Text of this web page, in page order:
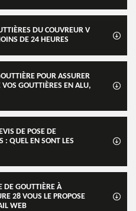
DU COUVREUR V
DE 24 HEURES
POUR ASSURER
GOUTTIÈRES EN ALU,
DE POSE DE
: QUEL EN SONT LES
DE GOUTTIÈRE À
28 VOUS LE PROPOSE
WEB